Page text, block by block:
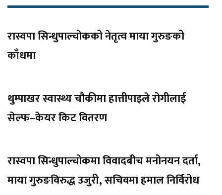
रास्वपा सिन्धुपाल्चोकको नेतृत्व माया गुरुङको
काँधमा
थुम्पाखर स्वास्थ्य चौकीमा हात्तीपाइले रोगीलाई
सेल्फ–केयर किट वितरण
रास्वपा सिन्धुपाल्चोकमा विवादबीच मनोनयन दर्ता,
माया गुरुङविरुद्ध उजुरी, सचिवमा हमाल निर्विरोध